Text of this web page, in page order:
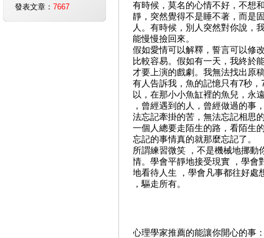
台北市學習障礙者家長協
發表文章： 7667
有時候，莫名的心情不好，不想
靜，突然覺得不是睡不著，而是
人。有時候，別人突然對你說，
能慢慢撿回來。
假如愛情可以解釋，誓言可以修
比較容易。假如有一天，我終於
才要上演的戲劇。我無法找出原
有人告訴我，魚的記憶只有7秒
以，在那小小魚缸裡的魚兒，永
，曾經遇到的人，曾經做過的事
法忘記牽掛的苦，無法忘記相思
一個人總要走陌生的路，看陌生
忘記的事情真的就那麼忘記了。
所謂練習微笑 ，不是機械地挪
情。學會平靜地接受現實 ，學會
地看待人生 ，學會凡事都往好處
，驅走所有。
心理學家推薦的能讓你開心的事